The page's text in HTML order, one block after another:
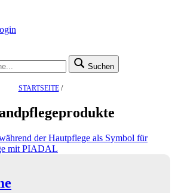
Suchen
STARTSEITE/